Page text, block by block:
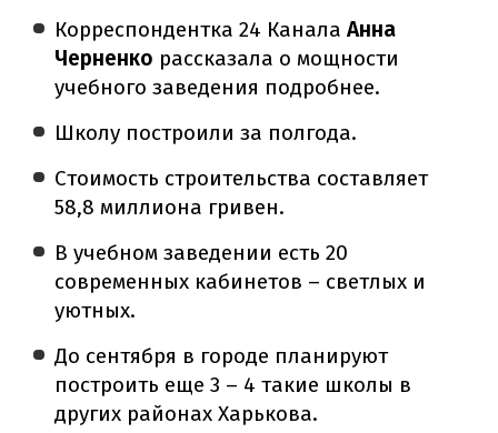
Корреспондентка 24 КаналаАнна
Черненко рассказала о мощности
учебного заведения подробнее.
Школу построили за полгода.
Стоимость строительства составляет
58,8 миллиона гривен.
В учебном заведении есть 20
современных кабинетов – светлых и
уютных.
До сентября в городе планируют
построить еще 3 – 4 такие школы в
других районах Харькова.